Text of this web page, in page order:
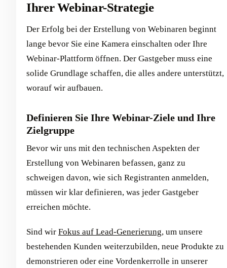
Ihrer Webinar-Strategie
Der Erfolg bei der Erstellung von Webinaren beginnt
lange bevor Sie eine Kamera einschalten oder Ihre
Webinar-Plattform öffnen. Der Gastgeber muss eine
solide Grundlage schaffen, die alles andere unterstützt,
worauf wir aufbauen.
Definieren Sie Ihre Webinar-Ziele und Ihre
Zielgruppe
Bevor wir uns mit den technischen Aspekten der
Erstellung von Webinaren befassen, ganz zu
schweigen davon, wie sich Registranten anmelden,
müssen wir klar definieren, was jeder Gastgeber
erreichen möchte.
Sind wir Fokus auf Lead-Generierung, um unsere
bestehenden Kunden weiterzubilden, neue Produkte zu
demonstrieren oder eine Vordenkerrolle in unserer